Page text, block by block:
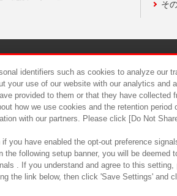
そ
食品のご
identifiers such as cookies to analyze our
your use of our website with our analytics and
provided to them or that they have
how we use cookies and the retention
with our partners. Please click [Do Not
if you have enabled the opt-out preference
the following setup banner, you will be
. If you understand and agree to this
the link below, then click 'Save Settings' and